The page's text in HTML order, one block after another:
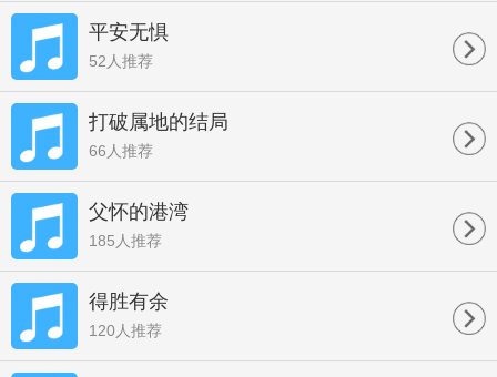
平安无惧
52人推荐
打破属地的结局
66人推荐
父怀的港湾
185人推荐
得胜有余
120人推荐